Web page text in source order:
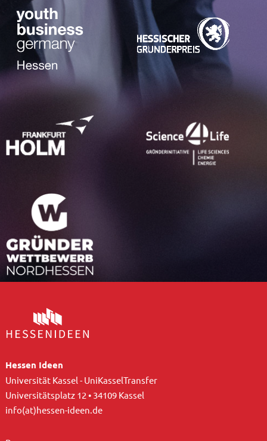
Hessen Ideen
Universität Kassel - UniKasselTransfer
Universitätsplatz 12 • 34109 Kassel
info(at)hessen-ideen.de